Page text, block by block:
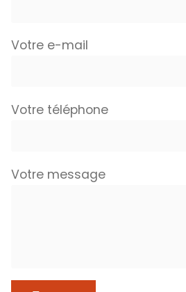
Votre e-mail
Votre téléphone
Votre message